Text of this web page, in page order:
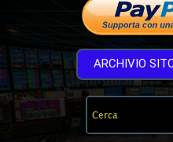
ARCHIVIO